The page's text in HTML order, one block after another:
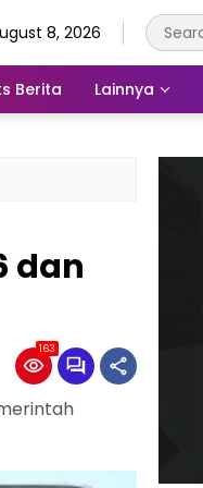
8, 2026
Berita Lainnya
dan
163